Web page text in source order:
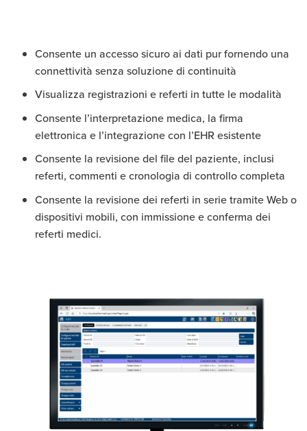
Consente un accesso sicuro ai dati pur fornendo una
connettività senza soluzione di continuità
Visualizza registrazioni e referti in tutte le modalità
Consente l’interpretazione medica, la firma
elettronica e l’integrazione con l’EHR esistente
Consente la revisione del file del paziente, inclusi
referti, commenti e cronologia di controllo completa
Consente la revisione dei referti in serie tramite Web o
dispositivi mobili, con immissione e conferma dei
referti medici.